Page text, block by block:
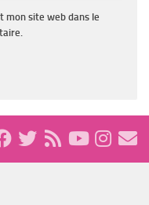
mon site web dans le